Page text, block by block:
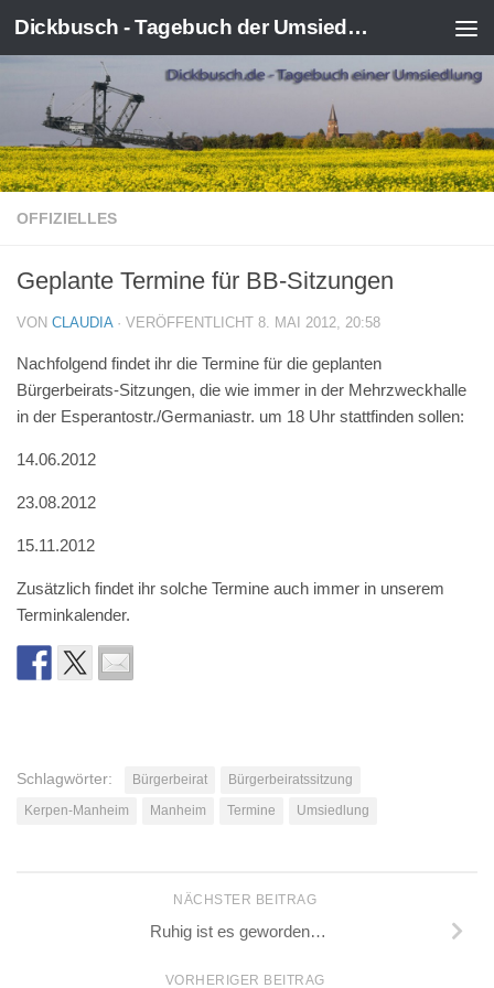
Zum Inhalt springen Dickbusch - Tagebuch der Umsiedlung von Kerpen-Manheim
OFFIZIELLES
Geplante Termine für BB-Sitzungen
VON CLAUDIA · VERÖFFENTLICHT 8. MAI 2012, 20:58
Nachfolgend findet ihr die Termine für die geplanten
Bürgerbeirats-Sitzungen, die wie immer in der Mehrzweckhalle
in der Esperantostr./Germaniastr. um 18 Uhr stattfinden sollen:
14.06.2012
23.08.2012
15.11.2012
Zusätzlich findet ihr solche Termine auch immer in unserem
Terminkalender.
Schlagwörter: Bürgerbeirat
Bürgerbeiratssitzung
Kerpen-Manheim
Manheim Termine Umsiedlung
NÄCHSTER BEITRAG
Ruhig ist es geworden…
VORHERIGER BEITRAG